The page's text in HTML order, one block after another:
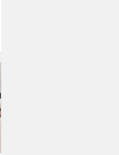
Pūkuotuko
diena